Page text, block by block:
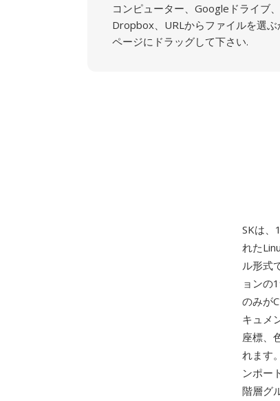
コンピューター、Googleドライブ、
Dropbox、URLからファイルを選ぶ
ページにドラッグして下さい.
SKは、
れた
ル形式
ョンの
のみが
キュメ
座標、
れます
ンポー
階層グ